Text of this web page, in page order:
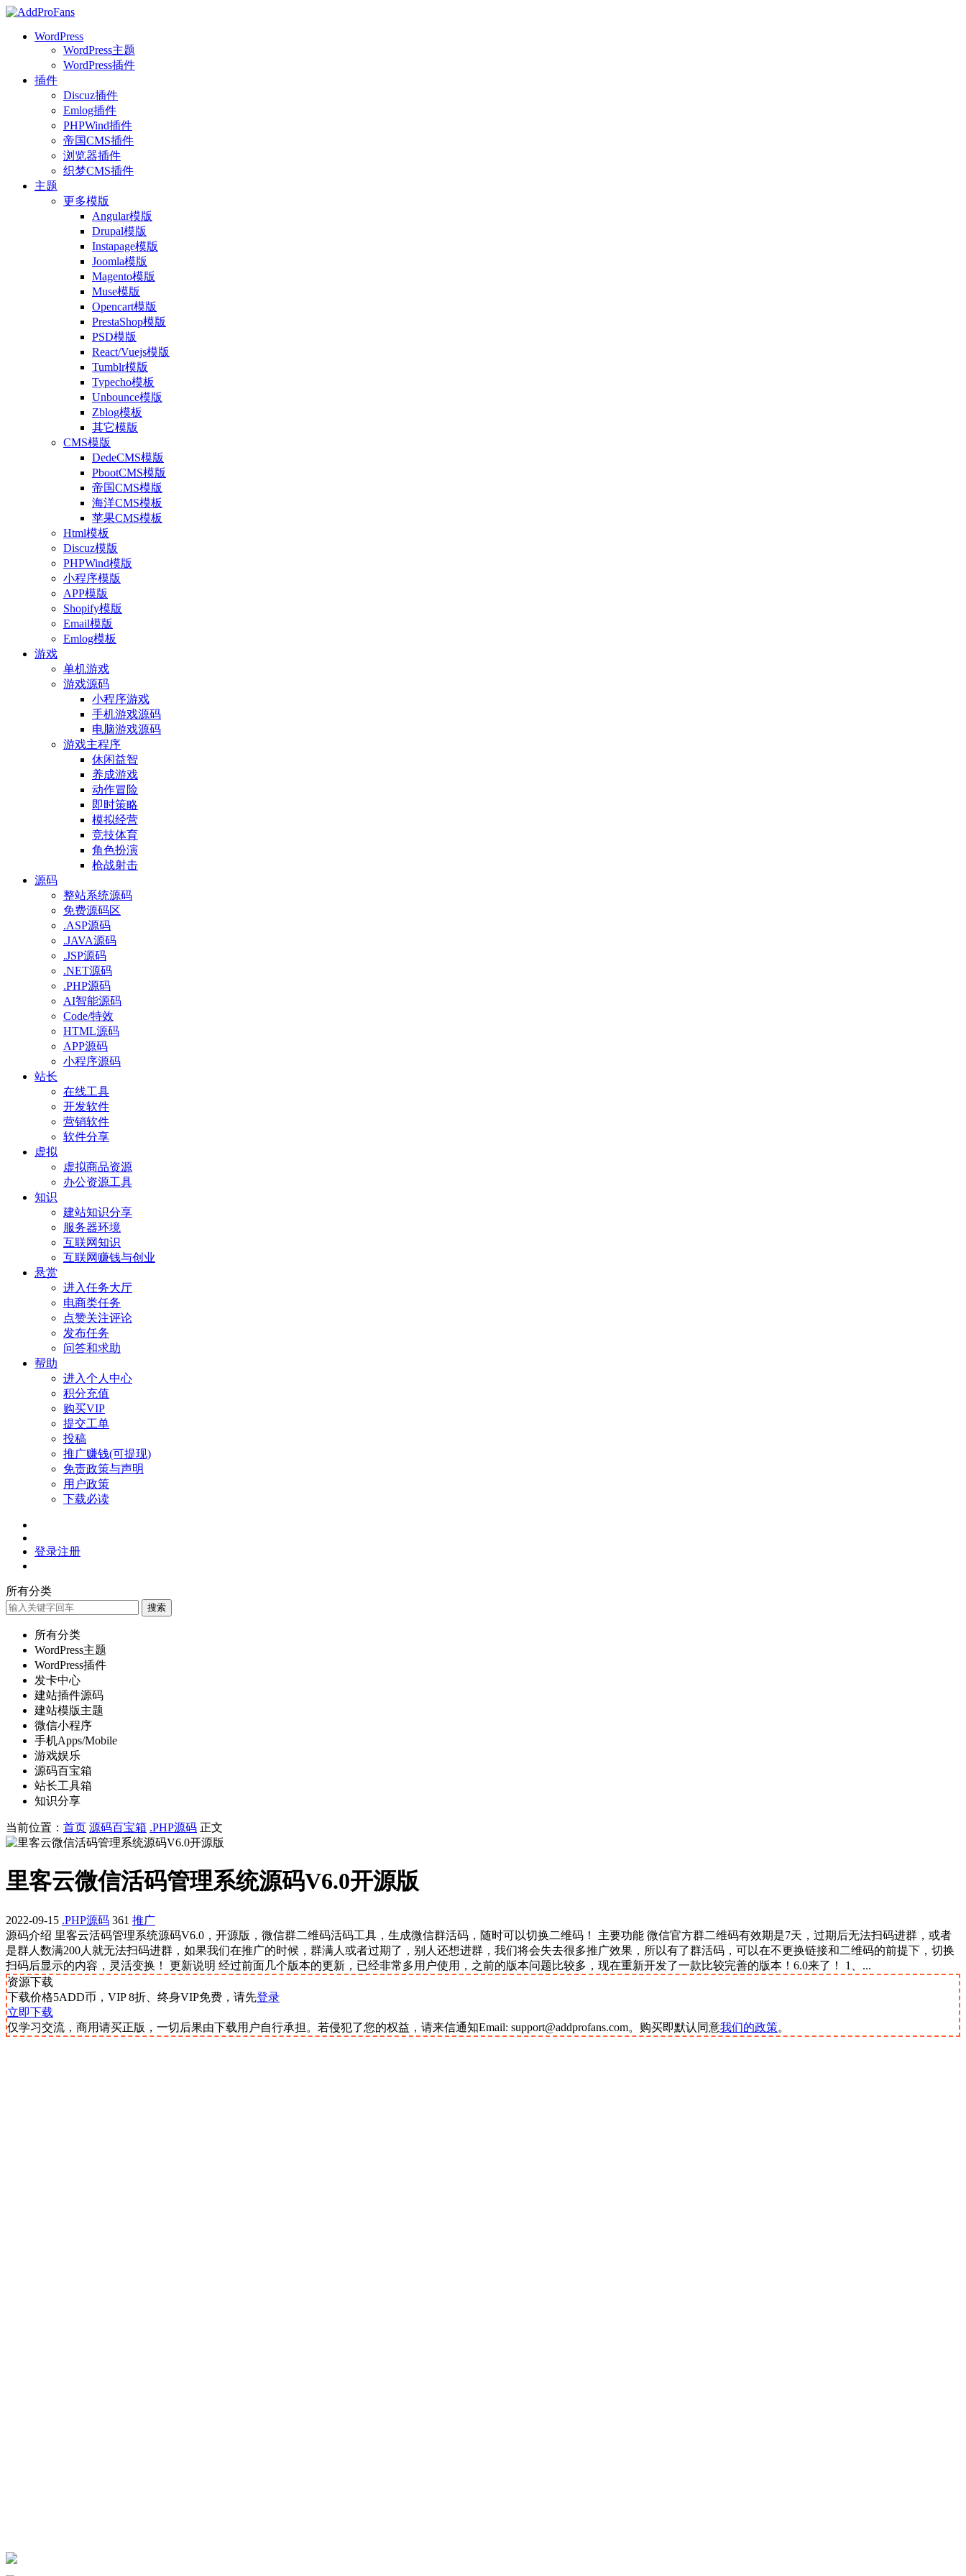
WordPress
WordPress主题
WordPress插件
插件
Discuz插件
Emlog插件
PHPWind插件
帝国CMS插件
浏览器插件
织梦CMS插件
主题
更多模版
Angular模版
Drupal模版
Instapage模版
Joomla模版
Magento模版
Muse模版
Opencart模版
PrestaShop模版
PSD模版
React/Vuejs模版
Tumblr模版
Typecho模板
Unbounce模版
Zblog模板
其它模版
CMS模版
DedeCMS模版
PbootCMS模版
帝国CMS模版
海洋CMS模板
苹果CMS模板
Html模板
Discuz模版
PHPWind模版
小程序模版
APP模版
Shopify模版
Email模版
Emlog模板
游戏
单机游戏
游戏源码
小程序游戏
手机游戏源码
电脑游戏源码
游戏主程序
休闲益智
养成游戏
动作冒险
即时策略
模拟经营
竞技体育
角色扮演
枪战射击
源码
整站系统源码
免费源码区
.ASP源码
.JAVA源码
.JSP源码
.NET源码
.PHP源码
AI智能源码
Code/特效
HTML源码
APP源码
小程序源码
站长
在线工具
开发软件
营销软件
软件分享
虚拟
虚拟商品资源
办公资源工具
知识
建站知识分享
服务器环境
互联网知识
互联网赚钱与创业
悬赏
进入任务大厅
电商类任务
点赞关注评论
发布任务
问答和求助
帮助
进入个人中心
积分充值
购买VIP
提交工单
投稿
推广赚钱(可提现)
免责政策与声明
用户政策
下载必读
登录注册
所有分类
搜索
所有分类
WordPress主题
WordPress插件
发卡中心
建站插件源码
建站模版主题
微信小程序
手机Apps/Mobile
游戏娱乐
源码百宝箱
站长工具箱
知识分享
当前位置： 首页 源码百宝箱 .PHP源码 正文
里客云微信活码管理系统源码V6.0开源版
2022-09-15 .PHP源码 361 推广
源码介绍 里客云活码管理系统源码V6.0，开源版，微信群二维码活码工具，生成微信群活码，随时可以切换二维码！ 主要功能 微信官方群二维码有效期是7天，过期后无法扫码进群，或者
是群人数满200人就无法扫码进群，如果我们在推广的时候，群满人或者过期了，别人还想进群，我们将会失去很多推广效果，所以有了群活码，可以在不更换链接和二维码的前提下，切换
扫码后显示的内容，灵活变换！ 更新说明 经过前面几个版本的更新，已经非常多用户使用，之前的版本问题比较多，现在重新开发了一款比较完善的版本！6.0来了！ 1、...
资源下载
下载价格5ADD币，VIP 8折、终身VIP免费，请先登录
立即下载
仅学习交流，商用请买正版，一切后果由下载用户自行承担。若侵犯了您的权益，请来信通知Email: support@addprofans.com。购买即默认同意我们的政策。